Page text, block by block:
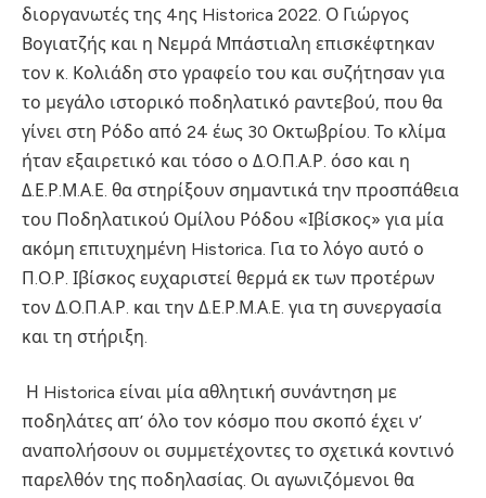
διοργανωτές της 4ης Historica 2022. Ο Γιώργος
Βογιατζής και η Νεμρά Μπάστιαλη επισκέφτηκαν
τον κ. Κολιάδη στο γραφείο του και συζήτησαν για
το μεγάλο ιστορικό ποδηλατικό ραντεβού, που θα
γίνει στη Ρόδο από 24 έως 30 Οκτωβρίου. Το κλίμα
ήταν εξαιρετικό και τόσο ο Δ.Ο.Π.Α.Ρ. όσο και η
Δ.Ε.Ρ.Μ.Α.Ε. θα στηρίξουν σημαντικά την προσπάθεια
του Ποδηλατικού Ομίλου Ρόδου «Ιβίσκος» για μία
ακόμη επιτυχημένη Historica. Για το λόγο αυτό ο
Π.Ο.Ρ. Ιβίσκος ευχαριστεί θερμά εκ των προτέρων
τον Δ.Ο.Π.Α.Ρ. και την Δ.Ε.Ρ.Μ.Α.Ε. για τη συνεργασία
και τη στήριξη.
Η Historica είναι μία αθλητική συνάντηση με
ποδηλάτες απ’ όλο τον κόσμο που σκοπό έχει ν’
αναπολήσουν οι συμμετέχοντες το σχετικά κοντινό
παρελθόν της ποδηλασίας. Οι αγωνιζόμενοι θα